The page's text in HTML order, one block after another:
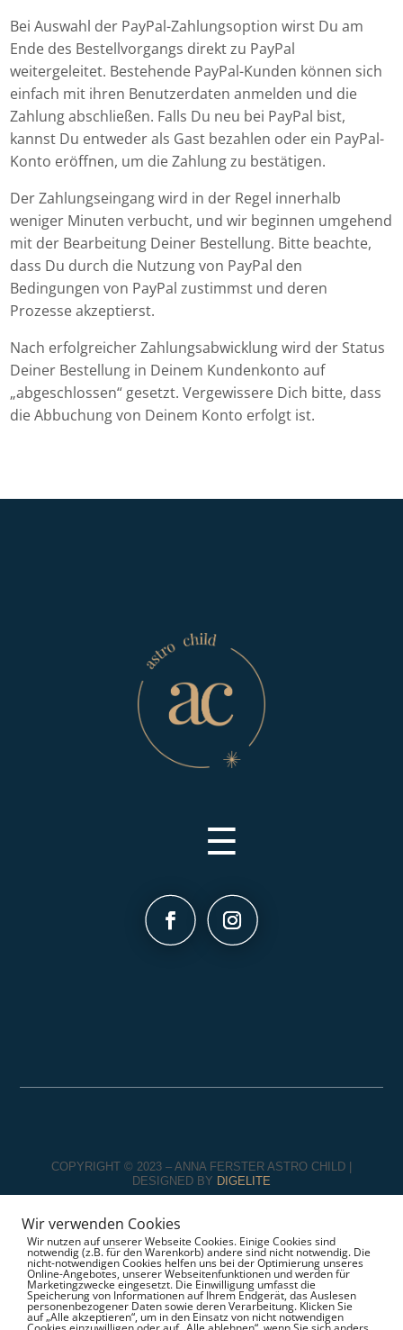
Bei Auswahl der PayPal-Zahlungsoption wirst Du am
Ende des Bestellvorgangs direkt zu PayPal
weitergeleitet. Bestehende PayPal-Kunden können sich
einfach mit ihren Benutzerdaten anmelden und die
Zahlung abschließen. Falls Du neu bei PayPal bist,
kannst Du entweder als Gast bezahlen oder ein PayPal-
Konto eröffnen, um die Zahlung zu bestätigen.
Der Zahlungseingang wird in der Regel innerhalb
weniger Minuten verbucht, und wir beginnen umgehend
mit der Bearbeitung Deiner Bestellung. Bitte beachte,
dass Du durch die Nutzung von PayPal den
Bedingungen von PayPal zustimmst und deren
Prozesse akzeptierst.
Nach erfolgreicher Zahlungsabwicklung wird der Status
Deiner Bestellung in Deinem Kundenkonto auf
„abgeschlossen“ gesetzt. Vergewissere Dich bitte, dass
die Abbuchung von Deinem Konto erfolgt ist.
COPYRIGHT © 2023 – ANNA FERSTER ASTRO CHILD |
DESIGNED BY DIGELITE
*personalisierte Produkte sind von der Rückerstattung
ausgeschlossen
Wir verwenden Cookies
Wir nutzen auf unserer Webseite Cookies. Einige Cookies sind
notwendig (z.B. für den Warenkorb) andere sind nicht notwendig. Die
nicht-notwendigen Cookies helfen uns bei der Optimierung unseres
Online-Angebotes, unserer Webseitenfunktionen und werden für
Marketingzwecke eingesetzt. Die Einwilligung umfasst die
Speicherung von Informationen auf Ihrem Endgerät, das Auslesen
personenbezogener Daten sowie deren Verarbeitung. Klicken Sie
auf „Alle akzeptieren“, um in den Einsatz von nicht notwendigen